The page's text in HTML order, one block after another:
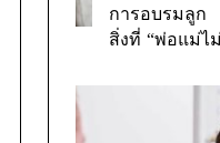
การอบรมลูก
สิ่งที่ “พ่อแม่ไ